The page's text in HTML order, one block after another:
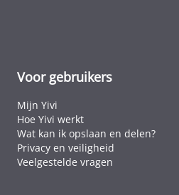
Voor gebruikers
Mijn Yivi
Hoe Yivi werkt
Wat kan ik opslaan en delen?
Privacy en veiligheid
Veelgestelde vragen